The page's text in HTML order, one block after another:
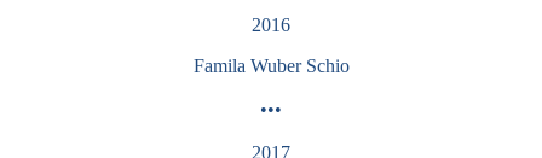
2016
Famila Wuber Schio
•••
2017